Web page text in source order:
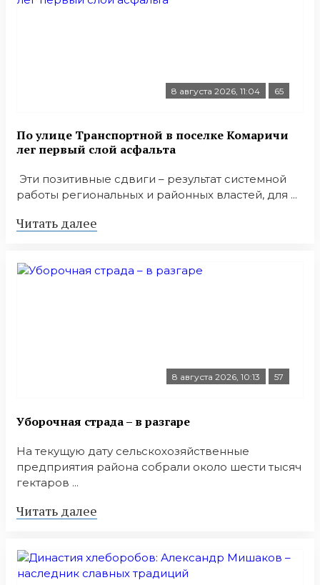
8 августа 2026, 11:04 65
По улице Транспортной в поселке Комаричи
лег первый слой асфальта
Эти позитивные сдвиги – результат системной
работы региональных и районных властей, для ...
Читать далее
8 августа 2026, 10:13 57
Уборочная страда – в разгаре
На текущую дату сельскохозяйственные
предприятия района собрали около шести тысяч
гектаров ...
Читать далее